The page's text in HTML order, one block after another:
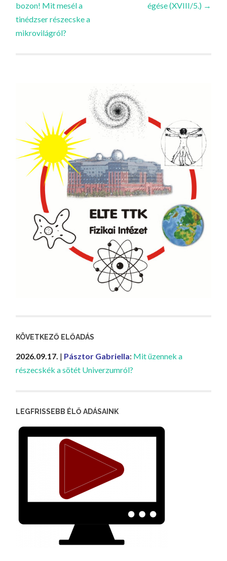
navigációja
bozon! Mit mesél a
tinédzser részecske a
mikrovilágról?
égése (XVIII/5.) →
KÖVETKEZŐ ELŐADÁS
2026.09.17. | Pásztor Gabriella: Mit üzennek a
részecskék a sötét Univerzumról?
LEGFRISSEBB ÉLŐ ADÁSAINK